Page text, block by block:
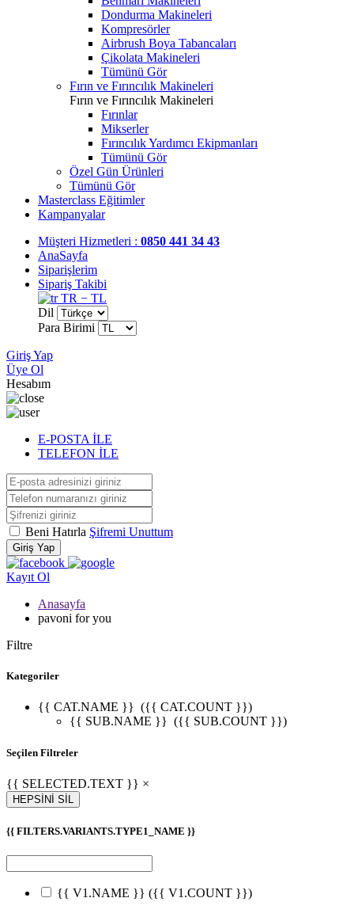
Dondurma Makineleri
Kompresörler
Airbrush Boya Tabancaları
Çikolata Makineleri
Tümünü Gör
Fırın ve Fırıncılık Makineleri
Fırın ve Fırıncılık Makineleri
Fırınlar
Mikserler
Fırıncılık Yardımcı Ekipmanları
Tümünü Gör
Özel Gün Ürünleri
Tümünü Gör
Masterclass Eğitimler
Kampanyalar
Müşteri Hizmetleri : 0850 441 34 43
AnaSayfa
Siparişlerim
Sipariş Takibi
TR − TL
Dil
Para Birimi
Giriş Yap
Üye Ol
Hesabım
E-POSTA İLE
TELEFON İLE
Beni Hatırla Şifremi Unuttum
Giriş Yap
Kayıt Ol
Anasayfa
pavoni for you
Filtre
Kategoriler
{{ CAT.NAME }} ({{ CAT.COUNT }})
{{ SUB.NAME }} ({{ SUB.COUNT }})
Seçilen Filtreler
{{ SELECTED.TEXT }} ×
HEPSİNİ SİL
{{ FILTERS.VARIANTS.TYPE1_NAME }}
{{ V1.NAME }} ({{ V1.COUNT }})